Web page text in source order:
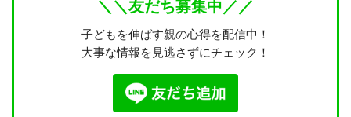
＼＼友だち募集中／／
子どもを伸ばす親の心得を配信中！
大事な情報を見逃さずにチェック！